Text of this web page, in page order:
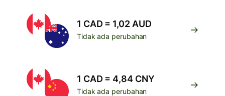
1 CAD = 1,02 AUD
Tidak ada perubahan
1 CAD = 4,84 CNY
Tidak ada perubahan